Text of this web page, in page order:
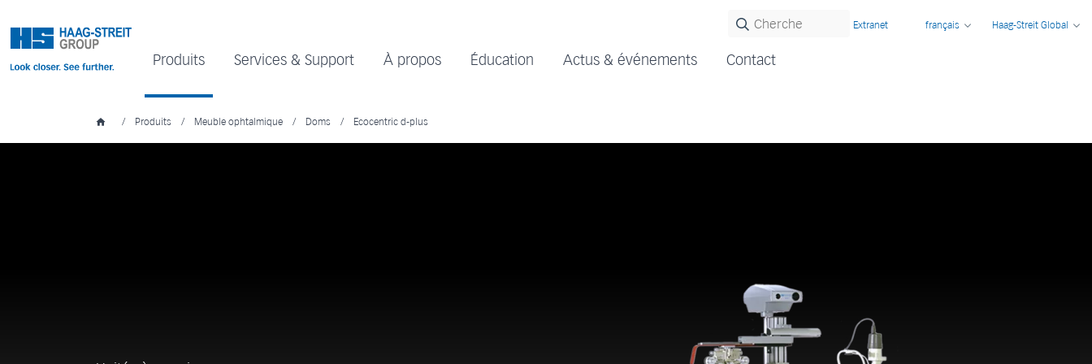
Produits Services & Support À propos Éducation Actus & événements Contact
Extranet français Haag-Streit Global
/ Produits / Meuble ophtalmique / Doms / Ecocentric d-plus